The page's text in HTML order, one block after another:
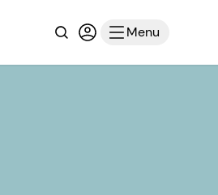
RechercheConnexion ou
Menu